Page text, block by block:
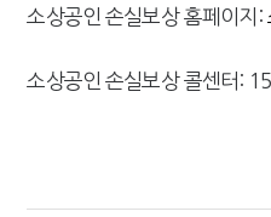
소상공인 손실보상 홈페이지:
소상공인 손실보상 콜센터: